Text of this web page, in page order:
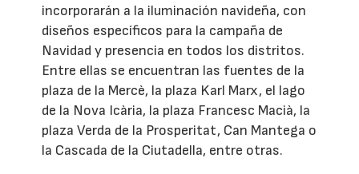
incorporarán a la iluminación navideña, con
diseños específicos para la campaña de
Navidad y presencia en todos los distritos.
Entre ellas se encuentran las fuentes de la
plaza de la Mercè, la plaza Karl Marx, el lago
de la Nova Icària, la plaza Francesc Macià, la
plaza Verda de la Prosperitat, Can Mantega o
la Cascada de la Ciutadella, entre otras.